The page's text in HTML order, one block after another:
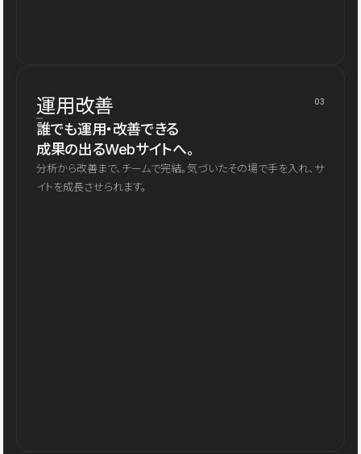
運用改善 03
誰でも運用・改善できる
成果の出るWebサイトへ。
分析から改善まで、チームで完結。気づいたその場で手を入れ、サ
イトを成長させられます。